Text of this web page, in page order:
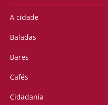
A cidade
Baladas
Bares
Cafés
Cidadania